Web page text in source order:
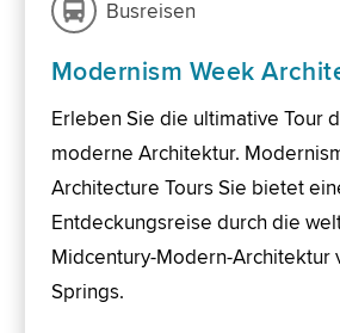
Busreisen
Modernism Week
Erleben Sie die ultimative Tour
moderne Architektur.
Architecture Tours Sie bietet
Entdeckungsreise durch die
Midcentury-Modern-Architektur
Springs.